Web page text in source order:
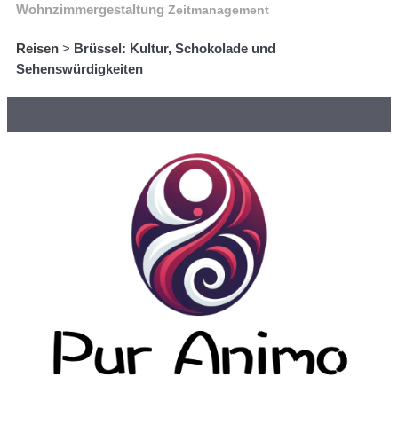
Wohnzimmergestaltung Zeitmanagement
Reisen > Brüssel: Kultur, Schokolade und
Sehenswürdigkeiten